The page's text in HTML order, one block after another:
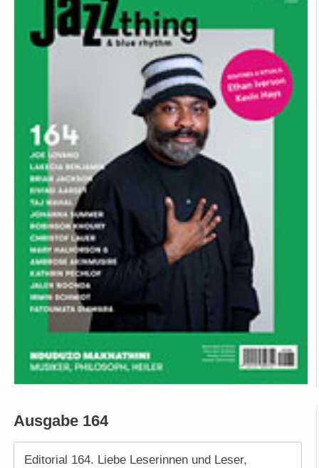
Ausgabe 164
Editorial 164. Liebe Leserinnen und Leser,